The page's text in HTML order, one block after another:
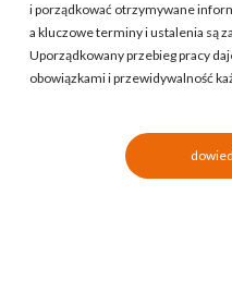
i porządkować otrzymywane
a kluczowe terminy i ustalenia są
Uporządkowany przebieg pracy
obowiązkami i przewidywalność